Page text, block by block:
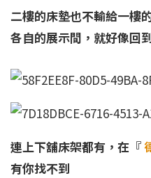
二樓的床墊也不輸給一樓
各自的展示間，就好像回
連上下舖床架都有，在『
有你找不到